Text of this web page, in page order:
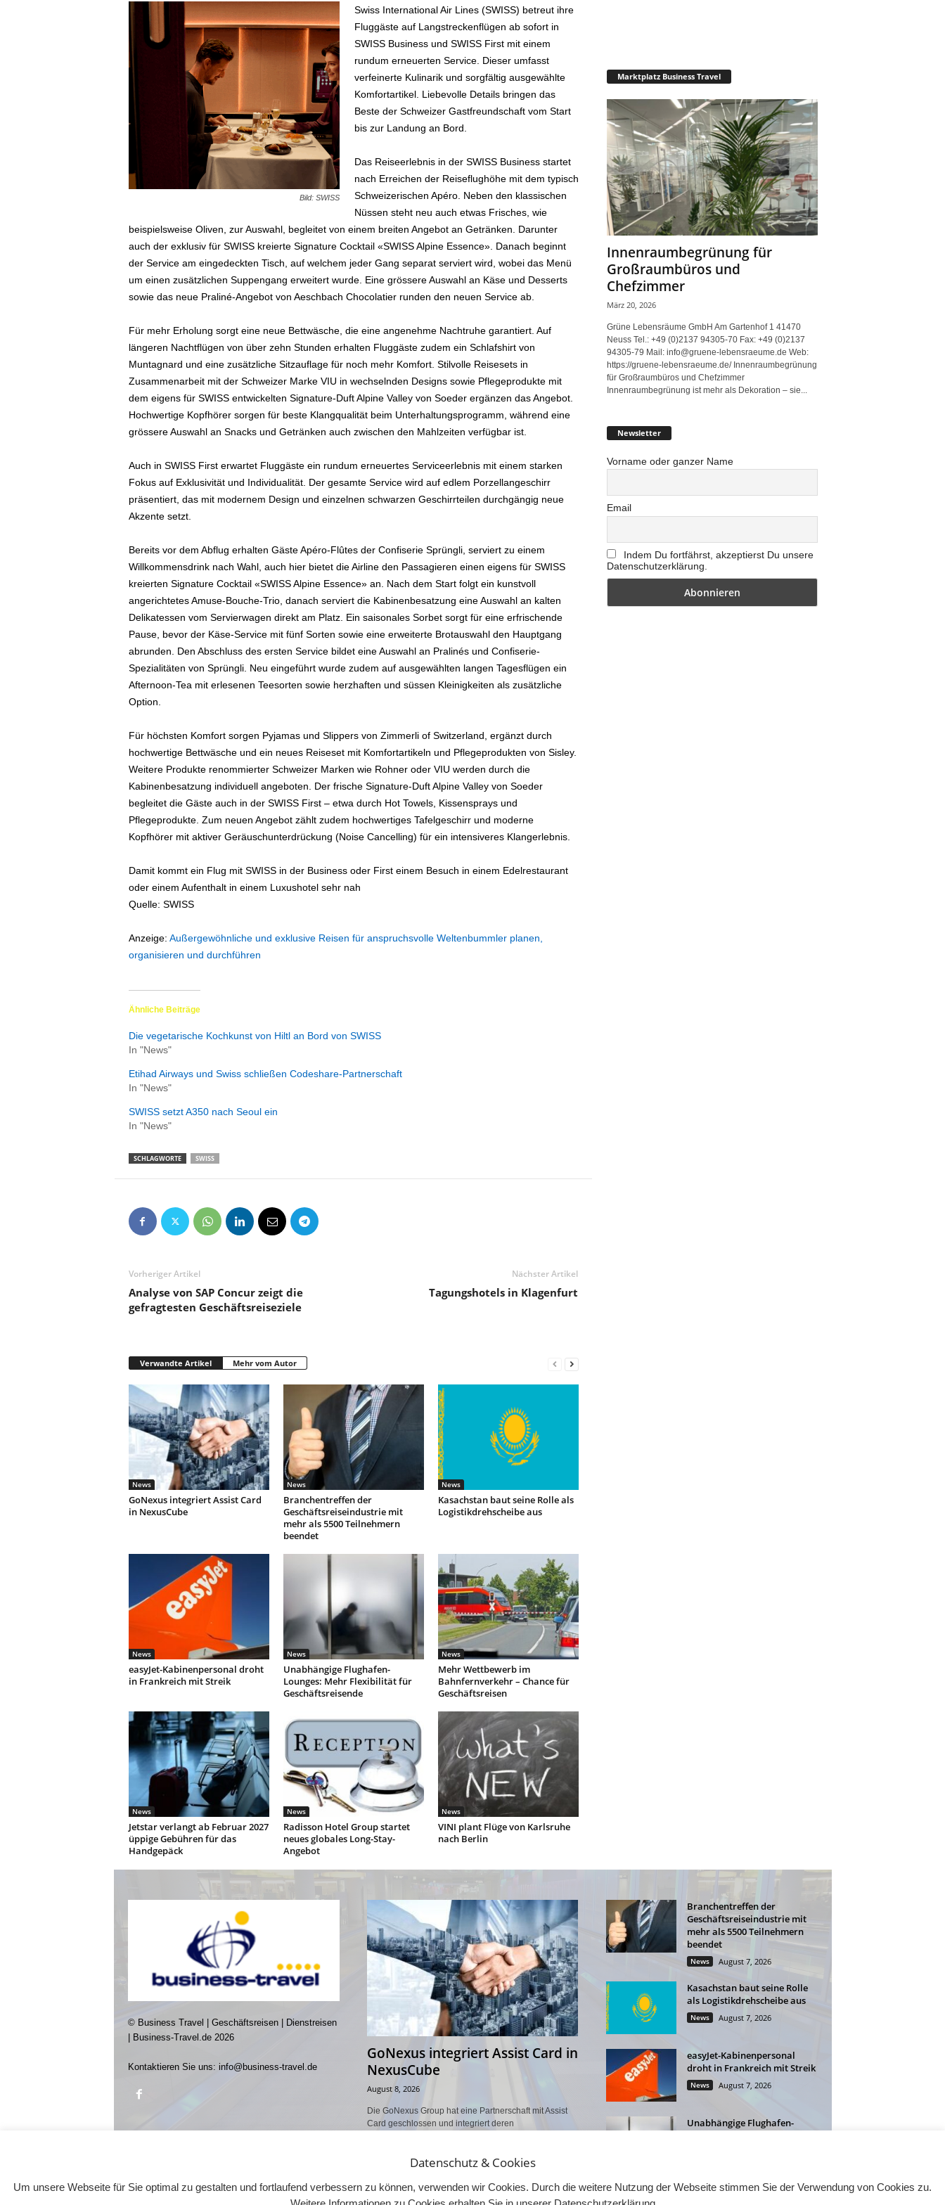
Bild: SWISS
Swiss International Air Lines (SWISS) betreut ihre
Fluggäste auf Langstreckenflügen ab sofort in
SWISS Business und SWISS First mit einem
rundum erneuerten Service. Dieser umfasst
verfeinerte Kulinarik und sorgfältig ausgewählte
Komfortartikel. Liebevolle Details bringen das
Beste der Schweizer Gastfreundschaft vom Start
bis zur Landung an Bord.
Das Reiseerlebnis in der SWISS Business startet
nach Erreichen der Reiseflughöhe mit dem typisch
Schweizerischen Apéro. Neben den klassischen
Nüssen steht neu auch etwas Frisches, wie
beispielsweise Oliven, zur Auswahl, begleitet von einem breiten Angebot an Getränken. Darunter
auch der exklusiv für SWISS kreierte Signature Cocktail «SWISS Alpine Essence». Danach beginnt
der Service am eingedeckten Tisch, auf welchem jeder Gang separat serviert wird, wobei das Menü
um einen zusätzlichen Suppengang erweitert wurde. Eine grössere Auswahl an Käse und Desserts
sowie das neue Praliné-Angebot von Aeschbach Chocolatier runden den neuen Service ab.
Für mehr Erholung sorgt eine neue Bettwäsche, die eine angenehme Nachtruhe garantiert. Auf
längeren Nachtflügen von über zehn Stunden erhalten Fluggäste zudem ein Schlafshirt von
Muntagnard und eine zusätzliche Sitzauflage für noch mehr Komfort. Stilvolle Reisesets in
Zusammenarbeit mit der Schweizer Marke VIU in wechselnden Designs sowie Pflegeprodukte mit
dem eigens für SWISS entwickelten Signature-Duft Alpine Valley von Soeder ergänzen das Angebot.
Hochwertige Kopfhörer sorgen für beste Klangqualität beim Unterhaltungsprogramm, während eine
grössere Auswahl an Snacks und Getränken auch zwischen den Mahlzeiten verfügbar ist.
Auch in SWISS First erwartet Fluggäste ein rundum erneuertes Serviceerlebnis mit einem starken
Fokus auf Exklusivität und Individualität. Der gesamte Service wird auf edlem Porzellangeschirr
präsentiert, das mit modernem Design und einzelnen schwarzen Geschirrteilen durchgängig neue
Akzente setzt.
Bereits vor dem Abflug erhalten Gäste Apéro-Flûtes der Confiserie Sprüngli, serviert zu einem
Willkommensdrink nach Wahl, auch hier bietet die Airline den Passagieren einen eigens für SWISS
kreierten Signature Cocktail «SWISS Alpine Essence» an. Nach dem Start folgt ein kunstvoll
angerichtetes Amuse-Bouche-Trio, danach serviert die Kabinenbesatzung eine Auswahl an kalten
Delikatessen vom Servierwagen direkt am Platz. Ein saisonales Sorbet sorgt für eine erfrischende
Pause, bevor der Käse-Service mit fünf Sorten sowie eine erweiterte Brotauswahl den Hauptgang
abrunden. Den Abschluss des ersten Service bildet eine Auswahl an Pralinés und Confiserie-
Spezialitäten von Sprüngli. Neu eingeführt wurde zudem auf ausgewählten langen Tagesflügen ein
Afternoon-Tea mit erlesenen Teesorten sowie herzhaften und süssen Kleinigkeiten als zusätzliche
Option.
Für höchsten Komfort sorgen Pyjamas und Slippers von Zimmerli of Switzerland, ergänzt durch
hochwertige Bettwäsche und ein neues Reiseset mit Komfortartikeln und Pflegeprodukten von Sisley.
Weitere Produkte renommierter Schweizer Marken wie Rohner oder VIU werden durch die
Kabinenbesatzung individuell angeboten. Der frische Signature-Duft Alpine Valley von Soeder
begleitet die Gäste auch in der SWISS First – etwa durch Hot Towels, Kissensprays und
Pflegeprodukte. Zum neuen Angebot zählt zudem hochwertiges Tafelgeschirr und moderne
Kopfhörer mit aktiver Geräuschunterdrückung (Noise Cancelling) für ein intensiveres Klangerlebnis.
Damit kommt ein Flug mit SWISS in der Business oder First einem Besuch in einem Edelrestaurant
oder einem Aufenthalt in einem Luxushotel sehr nah
Quelle: SWISS
Anzeige: Außergewöhnliche und exklusive Reisen für anspruchsvolle Weltenbummler planen,
organisieren und durchführen
Ähnliche Beiträge
Die vegetarische Kochkunst von Hiltl an Bord von SWISS
In "News"
Etihad Airways und Swiss schließen Codeshare-Partnerschaft
In "News"
SWISS setzt A350 nach Seoul ein
In "News"
SCHLAGWORTE SWISS
Vorheriger Artikel
Analyse von SAP Concur zeigt die
gefragtesten Geschäftsreiseziele
Nächster Artikel
Tagungshotels in Klagenfurt
Verwandte Artikel Mehr vom Autor
News
GoNexus integriert Assist Card
in NexusCube
News
Branchentreffen der
Geschäftsreiseindustrie mit
mehr als 5500 Teilnehmern
beendet
News
Kasachstan baut seine Rolle als
Logistikdrehscheibe aus
News
easyJet-Kabinenpersonal droht
in Frankreich mit Streik
News
Unabhängige Flughafen-
Lounges: Mehr Flexibilität für
Geschäftsreisende
News
Mehr Wettbewerb im
Bahnfernverkehr – Chance für
Geschäftsreisen
News
Jetstar verlangt ab Februar 2027
üppige Gebühren für das
Handgepäck
News
Radisson Hotel Group startet
neues globales Long-Stay-
Angebot
News
VINI plant Flüge von Karlsruhe
nach Berlin
Marktplatz Business Travel
Innenraumbegrünung für
Großraumbüros und
Chefzimmer
März 20, 2026
Grüne Lebensräume GmbH Am Gartenhof 1 41470
Neuss Tel.: +49 (0)2137 94305-70 Fax: +49 (0)2137
94305-79 Mail: info@gruene-lebensraeume.de Web:
https://gruene-lebensraeume.de/ Innenraumbegrünung
für Großraumbüros und Chefzimmer
Innenraumbegrünung ist mehr als Dekoration – sie...
Newsletter
Vorname oder ganzer Name
Email
Indem Du fortfährst, akzeptierst Du unsere
Datenschutzerklärung.
© Business Travel | Geschäftsreisen | Dienstreisen
| Business-Travel.de 2026
Kontaktieren Sie uns: info@business-travel.de
GoNexus integriert Assist Card in
NexusCube
August 8, 2026
Die GoNexus Group hat eine Partnerschaft mit Assist
Card geschlossen und integriert deren
Erlebnisse,...
Branchentreffen der
Geschäftsreiseindustrie mit
mehr als 5500 Teilnehmern
beendet
News August 7, 2026
Kasachstan baut seine Rolle
als Logistikdrehscheibe aus
News August 7, 2026
easyJet-Kabinenpersonal
droht in Frankreich mit Streik
News August 7, 2026
Unabhängige Flughafen-
Datenschutz & Cookies
Um unsere Webseite für Sie optimal zu gestalten und fortlaufend verbessern zu können, verwenden wir Cookies. Durch die weitere Nutzung der Webseite stimmen Sie der Verwendung von Cookies zu.